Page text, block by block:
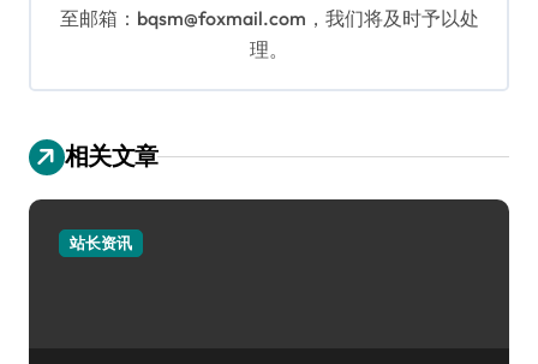
至邮箱：bqsm@foxmail.com，我们将及时予以处
理。
相关文章
站长资讯